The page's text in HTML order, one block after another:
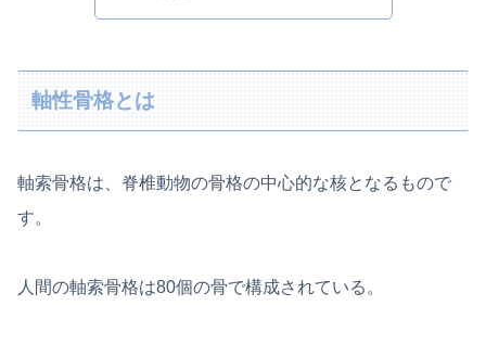
軸性骨格とは
軸索骨格は、脊椎動物の骨格の中心的な核となるもので
す。
人間の軸索骨格は80個の骨で構成されている。